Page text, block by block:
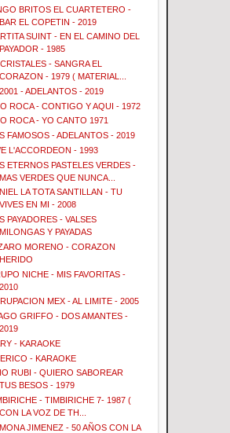
BRITOS EL CUARTETERO -
BAR EL COPETIN - 2019
SUINT - EN EL CAMINO DEL
PAYADOR - 1985
CRISTALES - SANGRA EL
CORAZON - 1979 ( MATERIAL...
- ADELANTOS - 2019
ROCA - CONTIGO Y AQUI - 1972
ROCA - YO CANTO 1971
FAMOSOS - ADELANTOS - 2019
L'ACCORDEON - 1993
ETERNOS PASTELES VERDES -
MAS VERDES QUE NUNCA...
LA TOTA SANTILLAN - TU
VIVES EN MI - 2008
PAYADORES - VALSES
MILONGAS Y PAYADAS
MORENO - CORAZON
HERIDO
NICHE - MIS FAVORITAS -
2010
MEX - AL LIMITE - 2005
GRIFFO - DOS AMANTES -
2019
- KARAOKE
- KARAOKE
RUBI - QUIERO SABOREAR
TUS BESOS - 1979
- TIMBIRICHE 7- 1987 (
CON LA VOZ DE TH...
JIMENEZ - 50 AÑOS CON LA